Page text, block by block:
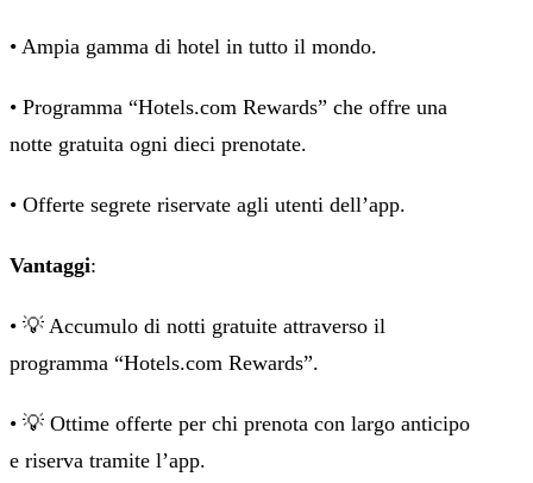
• Ampia gamma di hotel in tutto il mondo.
• Programma “Hotels.com Rewards” che offre una
notte gratuita ogni dieci prenotate.
• Offerte segrete riservate agli utenti dell’app.
Vantaggi:
• 💡 Accumulo di notti gratuite attraverso il
programma “Hotels.com Rewards”.
• 💡 Ottime offerte per chi prenota con largo anticipo
e riserva tramite l’app.